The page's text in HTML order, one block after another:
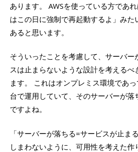
あります。 AWSを使っている方であ
はこの日に強制で再起動するよ」み
あると思います。
そういったことを考慮して、サーバ
スは止まらないような設計を考えるべ
ます。 これはオンプレミス環境であ
台で運用していて、そのサーバーが落
ですよね。
「サーバーが落ちる=サービスが止ま
しまわないように、可用性を考えた作